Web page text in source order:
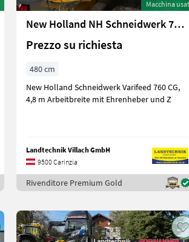
Macchina
New Holland NH Schneidwerk 760 CG 4,8 m
Prezzo su richiesta
480 cm
New Holland Schneidwerk Varifeed 760 CG,
4,8 m Arbeitbreite mit Ehrenheber und Z
Landtechnik Villach GmbH
9500 Carinzia
Rivenditore Premium Gold